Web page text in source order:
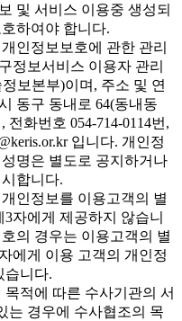
및 서비스 이용중 생성되
하여야 합니다.
인정보보호에 관한 관리
정보서비스 이용자 관리
보본부)이며, 주소 및 연
동구 동내로 64(동내동
전화번호 054-714-0114번,
입니다. 개인정
명은 별도로 공지하거나
합니다.
인정보를 이용고객의 별
자에게 제공하지 않습니
의 경우는 이용고객의 별
에게 이용 고객의 개인정
습니다.
목적에 따른 수사기관의 서
는 경우에 수사협조의 목